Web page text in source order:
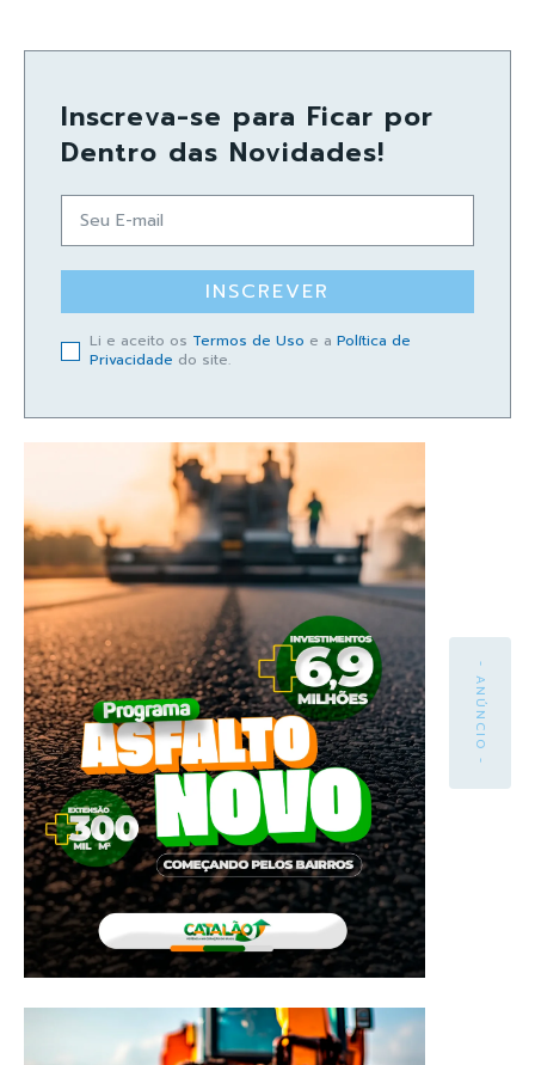
Inscreva-se para Ficar por
Dentro das Novidades!
INSCREVER
Li e aceito os Termos de Uso e a Política de
Privacidade do site.
- ANÚNCIO -